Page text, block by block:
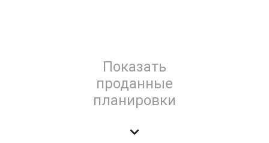
Показать
проданные
планировки
